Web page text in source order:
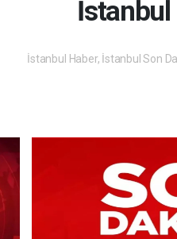
İstanbul Haber, İstanbul Son